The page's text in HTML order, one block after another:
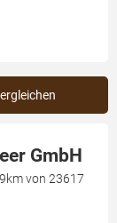
GmbH
von 23617